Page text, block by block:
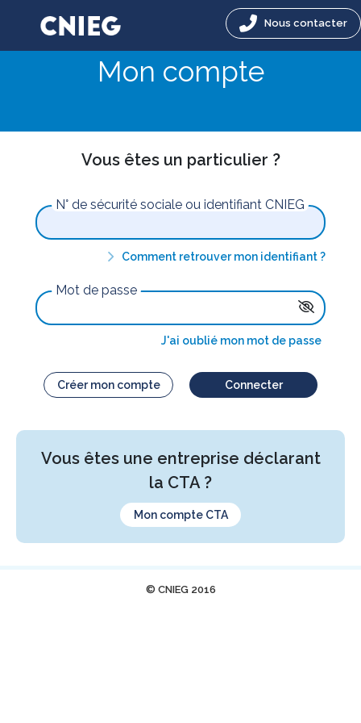
Nous contacter
Mon compte
Vous êtes un particulier ?
N° de sécurité sociale ou identifiant CNIEG
Comment retrouver mon identifiant ?
Mot de passe
J'ai oublié mon mot de passe
Créer mon compte Connecter
Vous êtes une entreprise déclarant
la CTA ?
Mon compte CTA
© CNIEG 2016